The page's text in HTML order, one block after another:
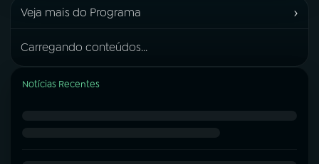
Veja mais do Programa ›
Carregando conteúdos...
Notícias Recentes